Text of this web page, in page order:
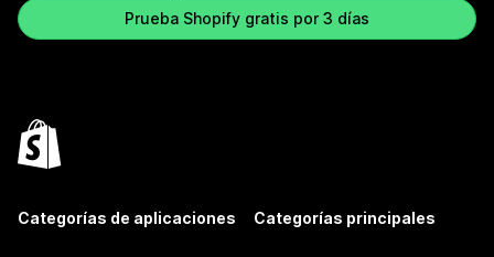
Prueba Shopify gratis por 3 días
Categorías de aplicaciones Categorías principales